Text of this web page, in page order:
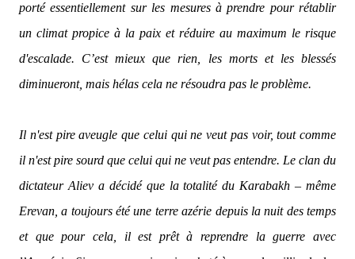
porté essentiellement sur les mesures à prendre pour rétablir
un climat propice à la paix et réduire au maximum le risque
d'escalade. C’est mieux que rien, les morts et les blessés
diminueront, mais hélas cela ne résoudra pas le problème.
Il n'est pire aveugle que celui qui ne veut pas voir, tout comme
il n'est pire sourd que celui qui ne veut pas entendre. Le clan du
dictateur Aliev a décidé que la totalité du Karabakh – même
Erevan, a toujours été une terre azérie depuis la nuit des temps
et que pour cela, il est prêt à reprendre la guerre avec